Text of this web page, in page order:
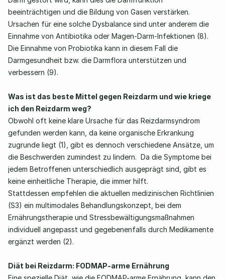
beeinträchtigen und die Bildung von Gasen verstärken.
Ursachen für eine solche Dysbalance sind unter anderem die
Einnahme von Antibiotika oder Magen-Darm-Infektionen (8).
Die Einnahme von Probiotika kann in diesem Fall die
Darmgesundheit bzw. die Darmflora unterstützen und
verbessern (9).
Was ist das beste Mittel gegen Reizdarm und wie kriege
ich den Reizdarm weg?
Obwohl oft keine klare Ursache für das Reizdarmsyndrom
gefunden werden kann, da keine organische Erkrankung
zugrunde liegt (1), gibt es dennoch verschiedene Ansätze, um
die Beschwerden zumindest zu lindern.  Da die Symptome bei
jedem Betroffenen unterschiedlich ausgeprägt sind, gibt es
keine einheitliche Therapie, die immer hilft.
Stattdessen empfehlen die aktuellen medizinischen Richtlinien
(S3) ein multimodales Behandlungskonzept, bei dem
Ernährungstherapie und Stressbewältigungsmaßnahmen
individuell angepasst und gegebenenfalls durch Medikamente
ergänzt werden (2).
Diät bei Reizdarm: FODMAP-arme Ernährung